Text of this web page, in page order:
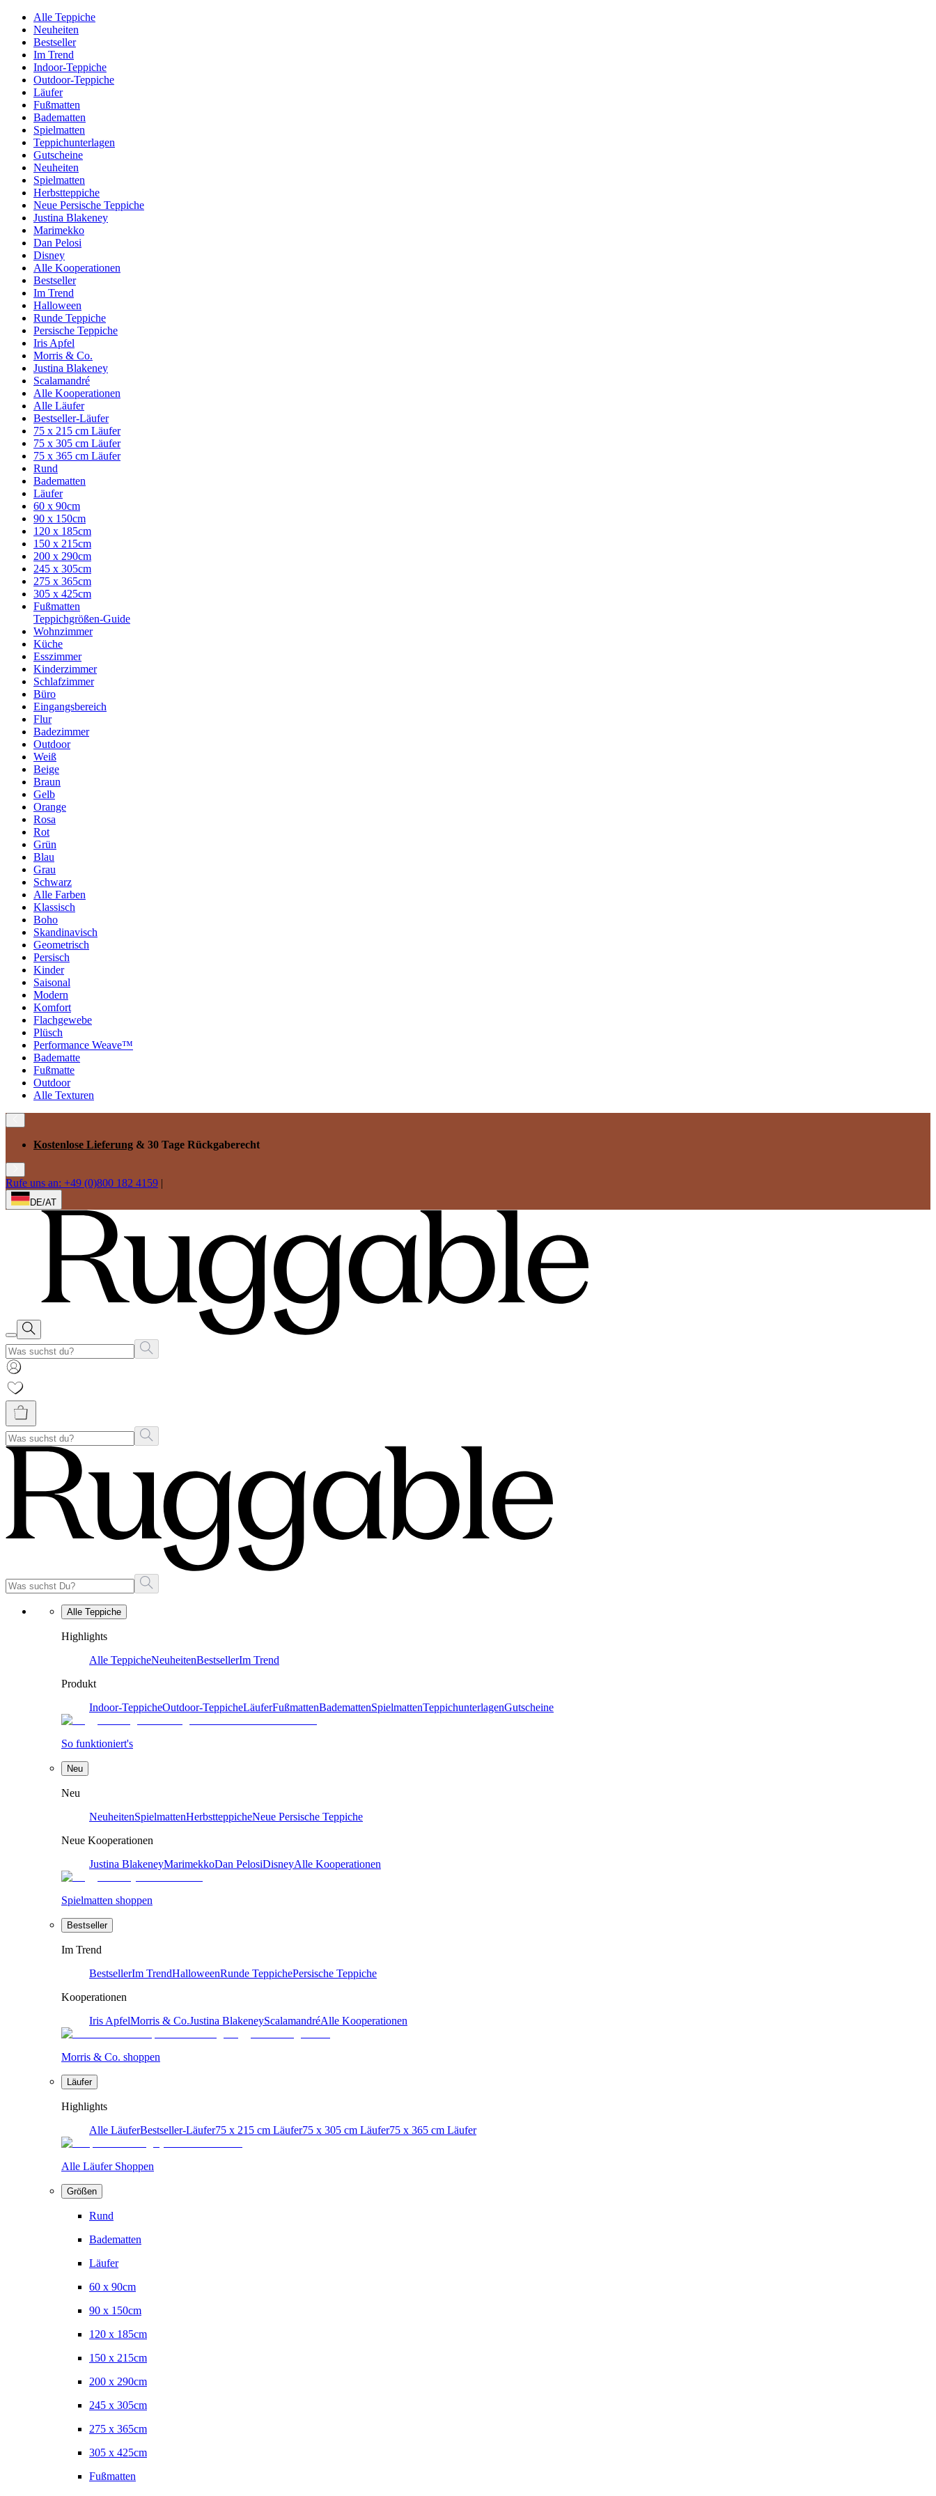
Alle Teppiche
Neuheiten
Bestseller
Im Trend
Indoor-Teppiche
Outdoor-Teppiche
Läufer
Fußmatten
Badematten
Spielmatten
Teppichunterlagen
Gutscheine
Neuheiten
Spielmatten
Herbstteppiche
Neue Persische Teppiche
Justina Blakeney
Marimekko
Dan Pelosi
Disney
Alle Kooperationen
Bestseller
Im Trend
Halloween
Runde Teppiche
Persische Teppiche
Iris Apfel
Morris & Co.
Justina Blakeney
Scalamandré
Alle Kooperationen
Alle Läufer
Bestseller-Läufer
75 x 215 cm Läufer
75 x 305 cm Läufer
75 x 365 cm Läufer
Rund
Badematten
Läufer
60 x 90cm
90 x 150cm
120 x 185cm
150 x 215cm
200 x 290cm
245 x 305cm
275 x 365cm
305 x 425cm
Fußmatten
Teppichgrößen-Guide
Wohnzimmer
Küche
Esszimmer
Kinderzimmer
Schlafzimmer
Büro
Eingangsbereich
Flur
Badezimmer
Outdoor
Weiß
Beige
Braun
Gelb
Orange
Rosa
Rot
Grün
Blau
Grau
Schwarz
Alle Farben
Klassisch
Boho
Skandinavisch
Geometrisch
Persisch
Kinder
Saisonal
Modern
Komfort
Flachgewebe
Plüsch
Performance Weave™
Badematte
Fußmatte
Outdoor
Alle Texturen
Kostenlose Lieferung & 30 Tage Rückgaberecht
Rufe uns an: +49 (0)800 182 4159 |
DE/AT
Alle Teppiche
Highlights
Alle TeppicheNeuheitenBestsellerIm Trend
Produkt
Indoor-TeppicheOutdoor-TeppicheLäuferFußmattenBademattenSpielmattenTeppichunterlagenGutscheine
So funktioniert's
Neu
Neu
NeuheitenSpielmattenHerbstteppicheNeue Persische Teppiche
Neue Kooperationen
Justina BlakeneyMarimekkoDan PelosiDisneyAlle Kooperationen
Spielmatten shoppen
Bestseller
Im Trend
BestsellerIm TrendHalloweenRunde TeppichePersische Teppiche
Kooperationen
Iris ApfelMorris & Co.Justina BlakeneyScalamandréAlle Kooperationen
Morris & Co. shoppen
Läufer
Highlights
Alle LäuferBestseller-Läufer75 x 215 cm Läufer75 x 305 cm Läufer75 x 365 cm Läufer
Alle Läufer Shoppen
Größen
Rund
Badematten
Läufer
60 x 90cm
90 x 150cm
120 x 185cm
150 x 215cm
200 x 290cm
245 x 305cm
275 x 365cm
305 x 425cm
Fußmatten